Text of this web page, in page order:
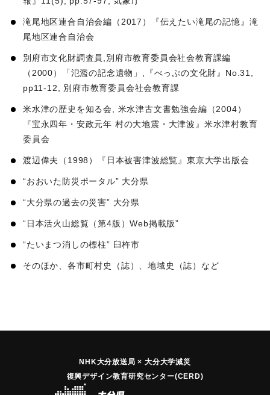
滝尾地区連合自治会編（2017）『伝えたい滝尾の記憶』滝
尾地区連合自治会
別府市文化財調査員,別府市教育委員会社会教育課編
（2000）「氾濫の記念遺物」,『べっぷの文化財』No.31,
pp11-12, 別府市教育委員会社会教育課
米水津の歴史を知る会, 米水津古文書勉強会編（2004）
『宝永四年・安政元年 村の大地震・大津波』米水津村教育
委員会
渡辺偉夫（1998）『日本被害津波総覧』東京大学出版会
“おおいた防災ポータル” 大分県
“大分県の過去の災害” 大分県
“日本活火山総覧（第4版）Web掲載版”
“たいまつ消しの標柱” 臼杵市
そのほか、各市町村史（誌）、地域史（誌）など
NHK大分放送局 × 大分大学減災
復興デザイン教育研究センター(CERD)